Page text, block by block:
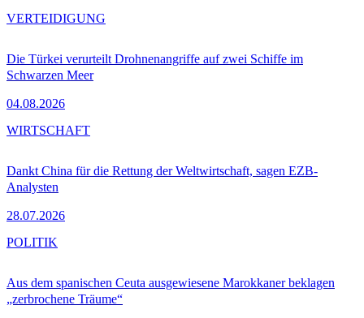
Die Türkei verurteilt Drohnenangriffe auf zwei Schiffe im
Schwarzen Meer
04.08.2026
VERTEIDIGUNG
Dankt China für die Rettung der Weltwirtschaft, sagen EZB-
Analysten
28.07.2026
WIRTSCHAFT
Aus dem spanischen Ceuta ausgewiesene Marokkaner beklagen
„zerbrochene Träume“
POLITIK